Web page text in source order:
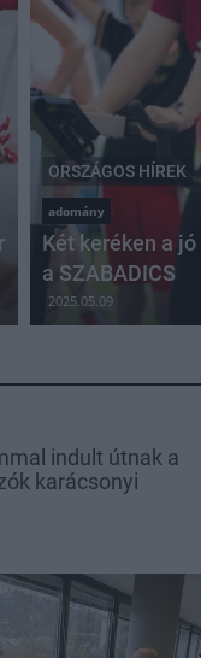
ORSZÁGOS HÍREK
adomány
Két keréken a
a SZABADICS
2025.05.09
indult útnak a
karácsonyi